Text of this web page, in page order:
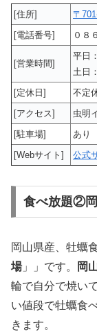
[住所]
〒
[電話番号]
０８
[営業時間]
平日
土日
[定休日]
不定
[アクセス]
虫明
[駐車場]
あり
[Webサイト]
公式
食べ放題②岡
岡山県産、牡蠣
場」」です。 岡
輪で自分で焼い
い値段で牡蠣食
きます。